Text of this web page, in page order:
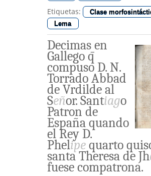
Etiquetas:
Clase
Lema
Decimasen
Gallegoq̄
compuso D.N.
TorradoAbbad
deVrdildeal
Señor.Santiago
Patron de
Españaquando
elRey D.
Phelipequarto
santaTheresadeJh
fuesecompatrona.